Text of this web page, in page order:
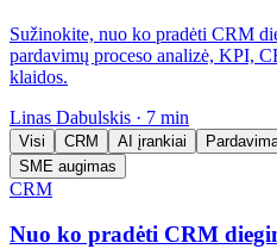
Sužinokite, nuo ko pradėti CRM
pardavimų proceso analizė, KPI,
klaidos.
Linas Dabulskis · 7 min
Visi CRM AI įrankiai
SME augimas
CRM
Nuo ko pradėti CRM